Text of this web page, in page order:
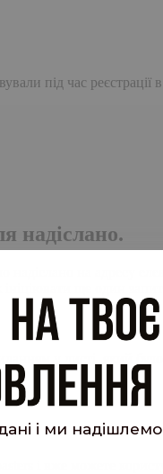
під час
надіслано.
надіслано на адресу
ще один запит.
у листі, який
і вже можете
і ми